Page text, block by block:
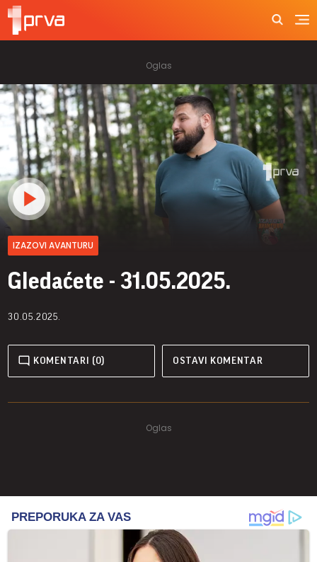
IZAZOVI AVANTURU
Gledaćete - 31.05.2025.
30.05.2025.
KOMENTARI (0) OSTAVI KOMENTAR